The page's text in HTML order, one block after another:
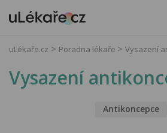
uLékaře.cz Poradna lékaře Vysazení
Vysazení
Antikoncepce